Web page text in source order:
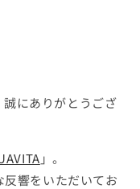
誠にありがとうござ
」。
響をいただいてお